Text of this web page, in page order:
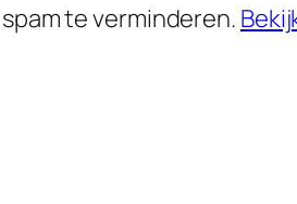
te verminderen.